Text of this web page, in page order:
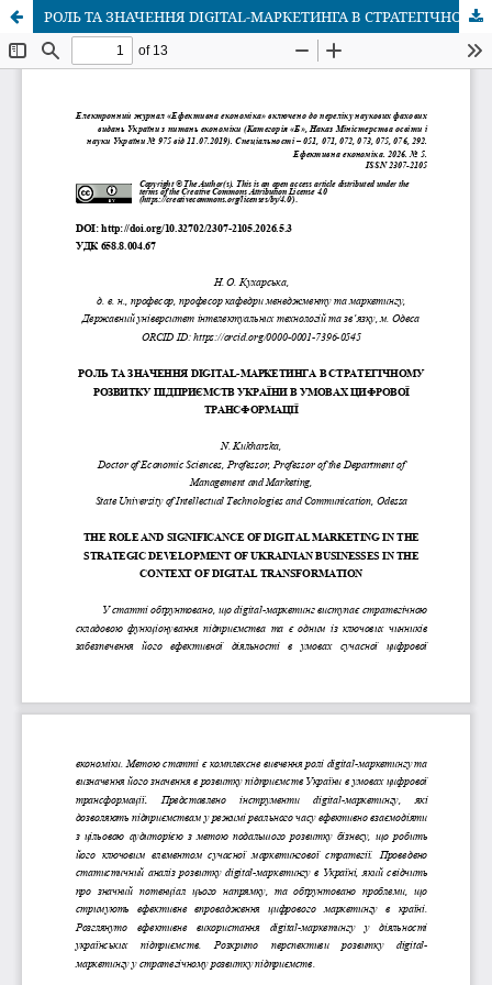
РОЛЬ ТА ЗНАЧЕННЯ DIGITAL-МАРКЕТИНГА В СТРАТЕГІЧНОМУ РОЗВИТКУ ПІДПРИЄМСТВ УКРАЇНИ В УМОВАХ ЦИФРОВОЇ ТРАНСФОРМАЦІЇ